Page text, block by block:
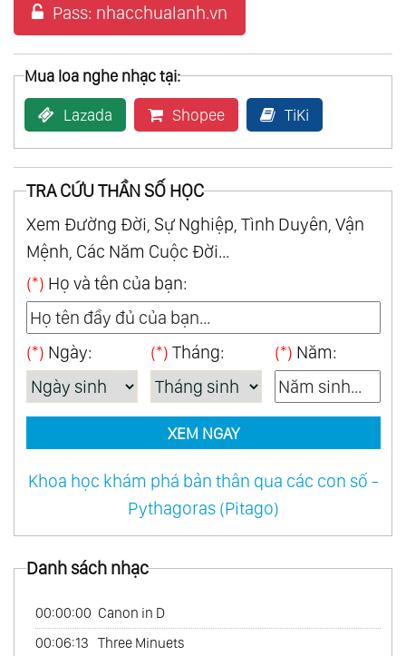
Pass: nhacchualanh.vn
Mua loa nghe nhạc tại:
Lazada Shopee TiKi
TRA CỨU THẦN SỐ HỌC
Xem Đường Đời, Sự Nghiệp, Tình Duyên, Vận
Mệnh, Các Năm Cuộc Đời...
(*) Họ và tên của bạn:
(*) Ngày: (*) Tháng: (*) Năm:
XEM NGAY
Khoa học khám phá bản thân qua các con số -
Pythagoras (Pitago)
Danh sách nhạc
00:00:00 Canon in D
00:06:13 Three Minuets